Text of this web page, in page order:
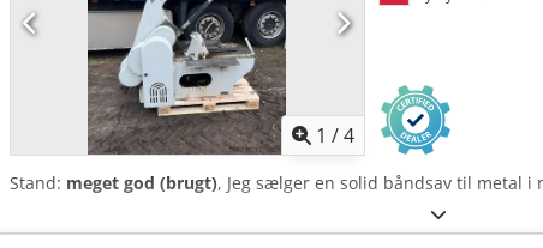
1 /4
Stand: meget god (brugt), Jeg sælger en solid båndsav til metal i